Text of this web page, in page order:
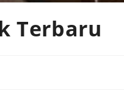
Terbaru